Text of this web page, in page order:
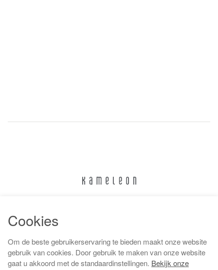
Algemene voorwaarden
Cookies
Om de beste gebruikerservaring te bieden maakt onze website
gebruik van cookies. Door gebruik te maken van onze website
gaat u akkoord met de standaardinstellingen. Bekijk onze